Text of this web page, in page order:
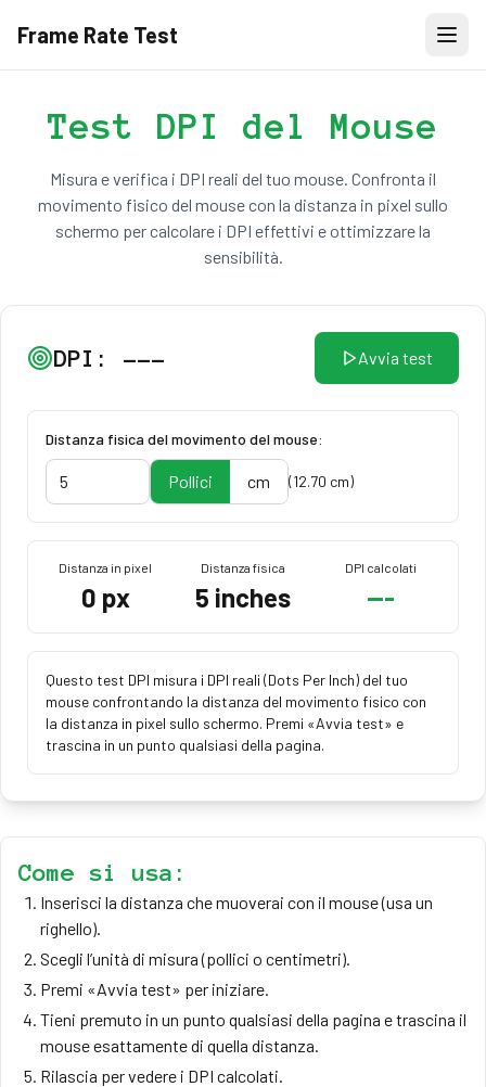
Frame Rate Test
Test DPI del Mouse
Misura e verifica i DPI reali del tuo mouse. Confronta il
movimento fisico del mouse con la distanza in pixel sullo
schermo per calcolare i DPI effettivi e ottimizzare la
sensibilità.
DPI: --- Avvia test
Distanza fisica del movimento del mouse:
Pollici cm (12.70 cm)
Distanza in pixel
0 px
Distanza fisica
5 inches
DPI calcolati
---
Questo test DPI misura i DPI reali (Dots Per Inch) del tuo
mouse confrontando la distanza del movimento fisico con
la distanza in pixel sullo schermo. Premi «Avvia test» e
trascina in un punto qualsiasi della pagina.
Come si usa:
Inserisci la distanza che muoverai con il mouse (usa un
righello).
Scegli l’unità di misura (pollici o centimetri).
Premi «Avvia test» per iniziare.
Tieni premuto in un punto qualsiasi della pagina e trascina il
mouse esattamente di quella distanza.
Rilascia per vedere i DPI calcolati.